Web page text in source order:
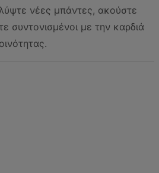
νέες μπάντες, ακούστε
συντονισμένοι με την καρδιά